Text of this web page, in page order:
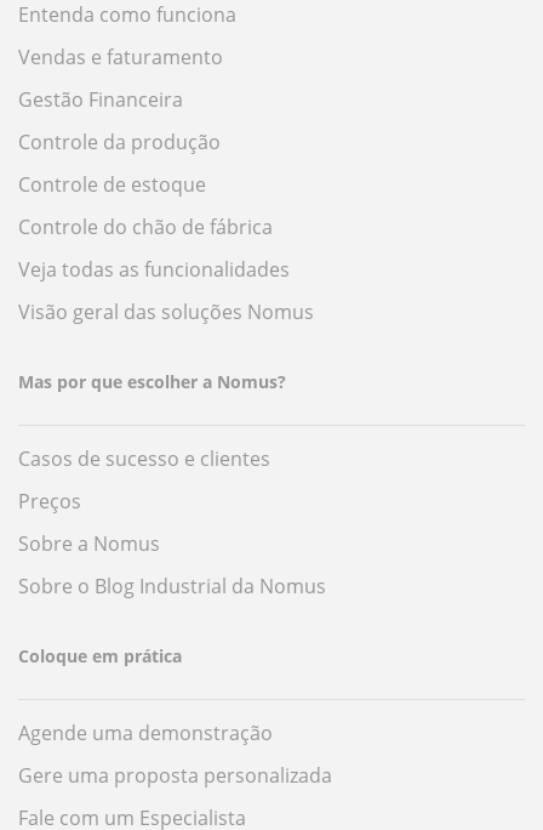
Entenda como funciona
Vendas e faturamento
Gestão Financeira
Controle da produção
Controle de estoque
Controle do chão de fábrica
Veja todas as funcionalidades
Visão geral das soluções Nomus
Mas por que escolher a Nomus?
Casos de sucesso e clientes
Preços
Sobre a Nomus
Sobre o Blog Industrial da Nomus
Coloque em prática
Agende uma demonstração
Gere uma proposta personalizada
Fale com um Especialista